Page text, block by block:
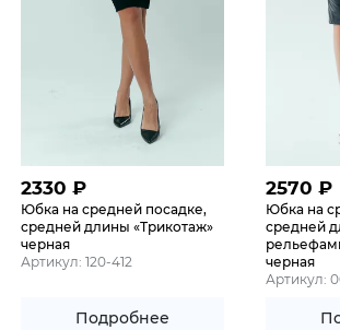
2330 ₽
Юбка на средней посадке,
средней длины «Трикотаж»
черная
Артикул: 120-412
Подробнее
2570 ₽
Юбка на
средней
черная
Артикул: